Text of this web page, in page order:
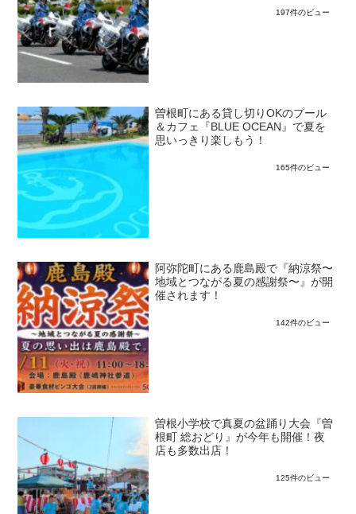
197件のビュー
曽根町にある貸し切りOKのプール
＆カフェ『BLUE OCEAN』で夏を
思いっきり楽しもう！
165件のビュー
阿弥陀町にある鹿島殿で『納涼祭〜
地域とつながる夏の感謝祭〜』が開
催されます！
142件のビュー
曽根小学校で真夏の盆踊り大会『曽
根町 総おどり』が今年も開催！夜
店も多数出店！
125件のビュー